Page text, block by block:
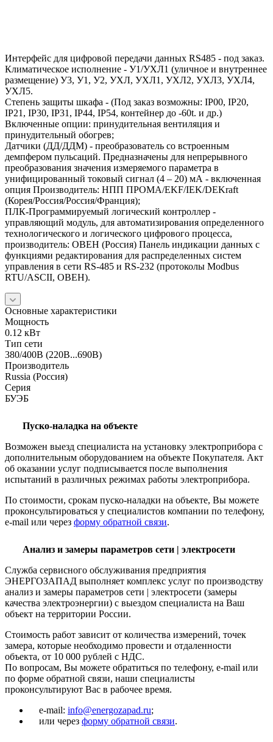
Интерфейс для цифровой передачи данных RS485 - под заказ.
Климатическое исполнение - У1/УХЛ1 (уличное и внутреннее
размещение) У3, У1, У2, УХЛ, УХЛ1, УХЛ2, УХЛ3, УХЛ4,
УХЛ5.
Степень защиты шкафа - (Под заказ возможны: IP00, IP20,
IP21, IP30, IP31, IP44, IP54, контейнер до -60t. и др.)
Включенные опции: принудительная вентиляция и
принудительный обогрев;
Датчики (ДД/ДДМ) - преобразователь со встроенным
демпфером пульсаций. Предназначены для непрерывного
преобразования значения измеряемого параметра в
унифицированный токовый сигнал (4 – 20) мА - включенная
опция Производитель: НПП ПРОМА/EKF/IEK/DEKraft
(Корея/Россия/Россия/Франция);
ПЛК-Программируемый логический контроллер -
управляющий модуль, для автоматизирования определенного
технологического и логического цифрового процесса,
производитель: ОВЕН (Россия) Панель индикации данных с
функциями редактирования для распределенных систем
управления в сети RS-485 и RS-232 (протоколы Modbus
RTU/ASCII, ОВЕН).
Основные характеристики
Мощность
0.12 кВт
Тип сети
380/400В (220В...690В)
Производитель
Russia (Россия)
Серия
БУЭБ
Пуско-наладка на объекте
Возможен выезд специалиста на установку электроприбора с
дополнительным оборудованием на объекте Покупателя. Акт
об оказании услуг подписывается после выполнения
испытаний в различных режимах работы электроприбора.
По стоимости, срокам пуско-наладки на объекте, Вы можете
проконсультироваться у специалистов компании по телефону,
e-mail или через форму обратной связи.
Анализ и замеры параметров сети | электросети
Служба сервисного обслуживания предприятия
ЭНЕРГОЗАПАД выполняет комплекс услуг по производству
анализ и замеры параметров сети | электросети (замеры
качества электроэнергии) с выездом специалиста на Ваш
объект на территории России.
Стоимость работ зависит от количества измерений, точек
замера, которые необходимо провести и отдаленности
объекта, от 10 000 рублей с НДС.
По вопросам, Вы можете обратиться по телефону, e-mail или
по форме обратной связи, наши специалисты
проконсультируют Вас в рабочее время.
e-mail: info@energozapad.ru;
или через форму обратной связи.